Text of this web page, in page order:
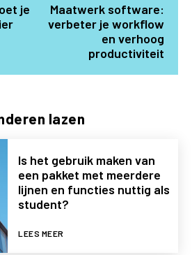
lazen
Is het gebruik maken van
een pakket met meerdere
lijnen en functies nuttig als
student?
LEES MEER
je
Maatwerk software:
verbeter je workflow
en verhoog
productiviteit